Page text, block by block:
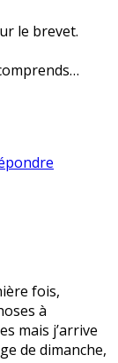
le brevet.
fois,
à
mais j’arrive
de dimanche,